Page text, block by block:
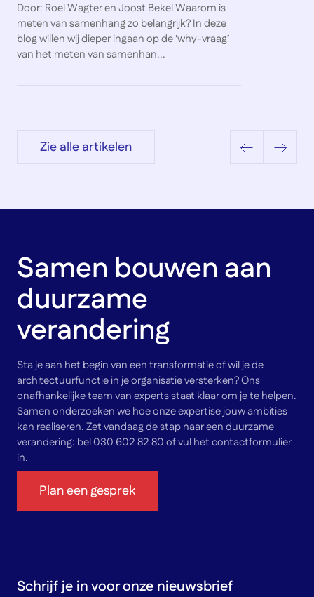
Door: Roel Wagter en Joost Bekel Waarom is
meten van samenhang zo belangrijk? In deze
blog willen wij dieper ingaan op de ‘why-vraag’
van het meten van samenhan...
Zie alle artikelen
Samen bouwen aan
duurzame
verandering
Sta je aan het begin van een transformatie of wil je de
architectuurfunctie in je organisatie versterken? Ons
onafhankelijke team van experts staat klaar om je te helpen.
Samen onderzoeken we hoe onze expertise jouw ambities
kan realiseren. Zet vandaag de stap naar een duurzame
verandering: bel 030 602 82 80 of vul het contactformulier
in.
Plan een gesprek
Schrijf je in voor onze nieuwsbrief